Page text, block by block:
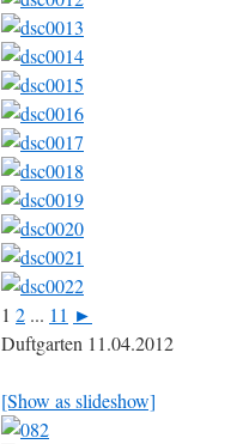
1 2 ... 11 ►
Duftgarten 11.04.2012
[Show as slideshow]